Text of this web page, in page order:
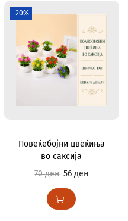
-20%
Повеќебојни цвеќиња
во саксија
70ден 56ден